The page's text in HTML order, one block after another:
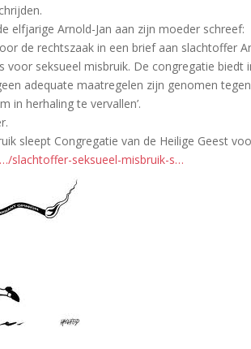
elfjarige Arnold-Jan aan zijn moeder schreef:
de rechtszaak in een brief aan slachtoffer
voor seksueel misbruik. De congregatie biedt
adequate maatregelen zijn genomen
in herhaling te vervallen’.
sleept Congregatie van de Heilige Geest
slachtoffer-seksueel-misbruik-s…